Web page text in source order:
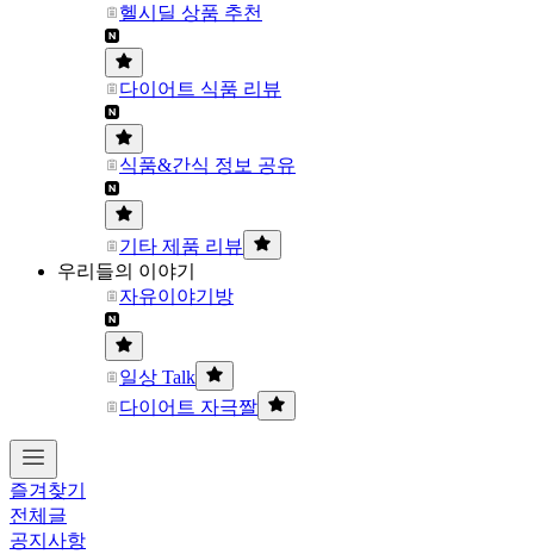
헬시딜 상품 추천
다이어트 식품 리뷰
식품&간식 정보 공유
기타 제품 리뷰
우리들의 이야기
자유이야기방
일상 Talk
다이어트 자극짤
즐겨찾기
전체글
공지사항